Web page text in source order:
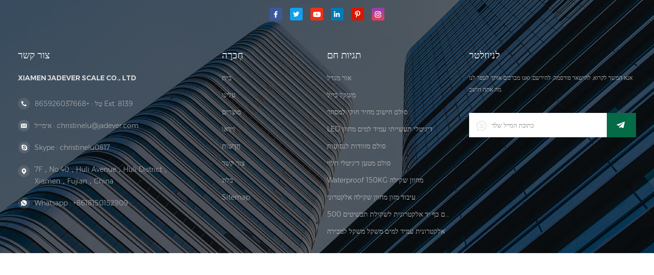
צור קשר
XIAMEN JADEVER SCALE CO., LTD
טַל : +865926037668 Ext. 8139
אימייל : christinelu@jadever.com
Skype : christinelu0817
7F，No.40，Huli Avenue，Huli District，
Xiamen，Fujian，China
Whatsapp :+8618150152909
חֶברָה
בית
עלינו
מוצרים
וִידֵאוֹ
חֲדָשׁוֹת
צור קשר
בלוג
Sitemap
תגיות חם
אור מגדל
משקל כיול
סולם חישוב מחיר חוקי למסחר
LED דיגיטלי תעשייתי עמיד למים מחוון
סולם מזוודות לנסיעות
סולם מטען דיגיטלי תלוי
Waterproof 150KG מחוון שקילה
עיבוד מזון מחוון שקילה אלקטרוני
500 גרםסולם כף יד אלקטרונית לשקילת תכשיטים
אלקטרונית עמיד למים משקל משקל למכירה
לניוזלטר
אנא המשך לקרוא, להישאר פורסמה, להירשם, ואנו מברכים אותך לספר לנו
מה אתה חושב.